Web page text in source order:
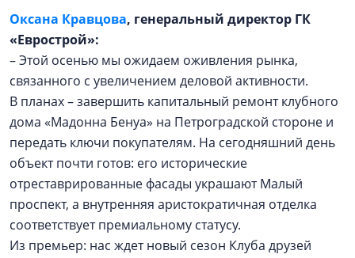
Оксана Кравцова, генеральный директор ГК
«Еврострой»:
– Этой осенью мы ожидаем оживления рынка,
связанного с увеличением деловой активности.
В планах – завершить капитальный ремонт клубного
дома «Мадонна Бенуа» на Петроградской стороне и
передать ключи покупателям. На сегодняшний день
объект почти готов: его исторические
отреставрированные фасады украшают Малый
проспект, а внутренняя аристократичная отделка
соответствует премиальному статусу.
Из премьер: нас ждет новый сезон Клуба друзей